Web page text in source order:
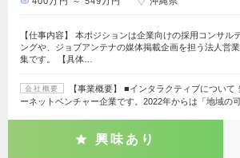
【仕事内容】 本ポジションは企業向けの採用コンサル
ングや、ジョブアンテナの媒体掲載企画を担う法人営
集です。 【具体…
会社概要
【事業概要】 ■インタラクティブについて
ーネットベンチャー企業です。2022年からは「地域の
興味あり